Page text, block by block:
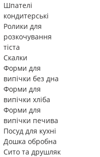
Шпателі
кондитерські
Ролики для
розкочування
тіста
Скалки
Форми для
випічки без дна
Форми для
випічки хліба
Форми для
випічки печива
Посуд для кухні
Дошка обробна
Сито та друшляк